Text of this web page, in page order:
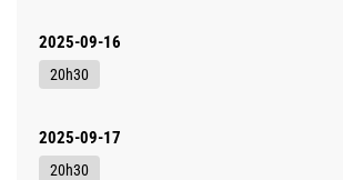
2025-09-16
20h30
2025-09-17
20h30